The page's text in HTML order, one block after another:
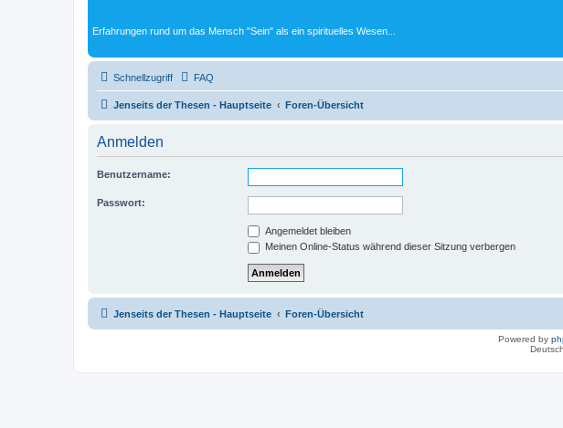
Erfahrungen rund um das Mensch "Sein" als ein spirituelles Wesen...
Schnellzugriff FAQ
Jenseits der Thesen - Hauptseite Foren-Übersicht
Anmelden
Benutzername:
Passwort:
Angemeldet bleiben
Meinen Online-Status während dieser Sitzung verbergen
Jenseits der Thesen - Hauptseite Foren-Übersicht
Powered by